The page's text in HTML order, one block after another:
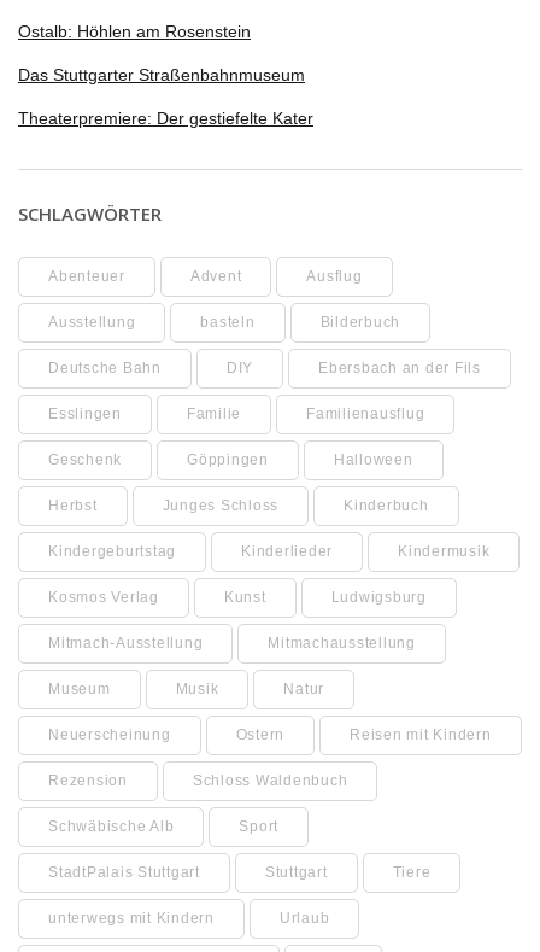
Ostalb: Höhlen am Rosenstein
Das Stuttgarter Straßenbahnmuseum
Theaterpremiere: Der gestiefelte Kater
SCHLAGWÖRTER
Abenteuer Advent Ausflug
Ausstellung basteln Bilderbuch
Deutsche Bahn DIY Ebersbach an der Fils
Esslingen Familie Familienausflug
Geschenk Göppingen Halloween
Herbst Junges Schloss Kinderbuch
Kindergeburtstag Kinderlieder Kindermusik
Kosmos Verlag Kunst Ludwigsburg
Mitmach-Ausstellung Mitmachausstellung
Museum Musik Natur
Neuerscheinung Ostern Reisen mit Kindern
Rezension Schloss Waldenbuch
Schwäbische Alb Sport
StadtPalais Stuttgart Stuttgart Tiere
unterwegs mit Kindern Urlaub